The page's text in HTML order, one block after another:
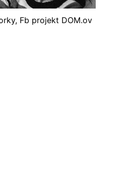
Fb projekt DOM.ov